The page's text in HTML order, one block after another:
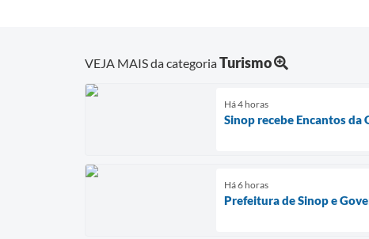
VEJA MAIS da categoriaTurismo
Há 4 horas
Sinop recebe Encantos
Há 6 horas
Prefeitura de Sinop e